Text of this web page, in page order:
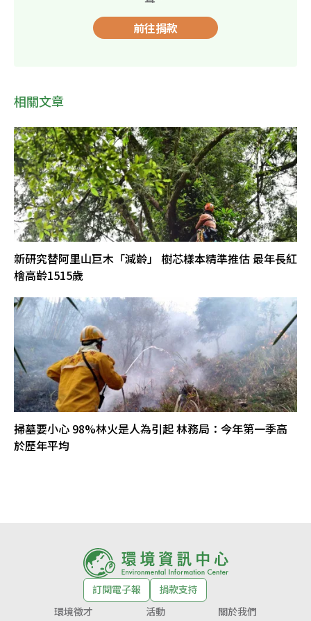
前往捐款
相關文章
新研究替阿里山巨木「減齡」 樹芯樣本精準推估 最年長紅
檜高齡1515歲
掃墓要小心 98%林火是人為引起 林務局：今年第一季高
於歷年平均
訂閱電子報
捐款支持
環境徵才
活動 關於我們